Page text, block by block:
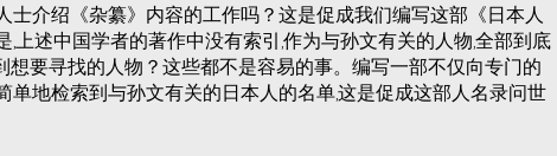
士介绍《杂纂》内容的工作吗？这是促成我们编写这部《日本人
上述中国学者的著作中没有索引,作为与孙文有关的人物,全部到底
要寻找的人物？这些都不是容易的事。编写一部不仅向专门的
单地检索到与孙文有关的日本人的名单,这是促成这部人名录问世